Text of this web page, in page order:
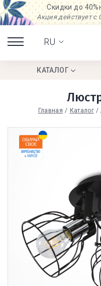
Скидки до 40%
Акция действует с
RU
КАТАЛОГ
Главная Каталог